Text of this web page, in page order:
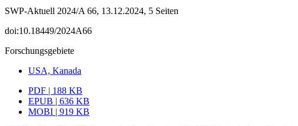
SWP-Aktuell 2024/A 66, 13.12.2024, 5 Seiten
doi:10.18449/2024A66
Forschungsgebiete
USA, Kanada
PDF | 188 KB
EPUB | 636 KB
MOBI | 919 KB